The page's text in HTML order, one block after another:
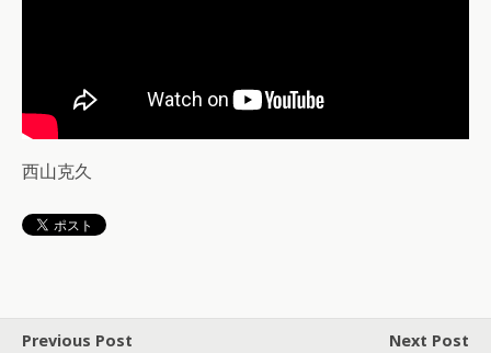
西山克久
Previous Post
Next Post